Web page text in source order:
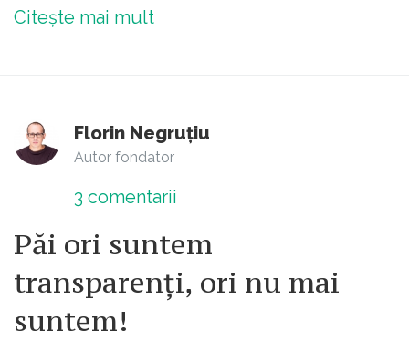
Citește mai mult
Florin Negruțiu
Autor fondator
3 comentarii
Păi ori suntem
transparenți, ori nu mai
suntem!